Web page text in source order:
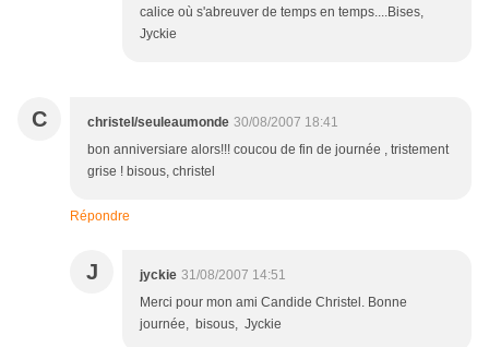
calice où s'abreuver de temps en temps....Bises,
Jyckie
C christel/seuleaumonde 30/08/2007 18:41
bon anniversiare alors!!! coucou de fin de journée , tristement
grise ! bisous, christel
Répondre
J jyckie 31/08/2007 14:51
Merci pour mon ami Candide Christel. Bonne
journée, bisous, Jyckie